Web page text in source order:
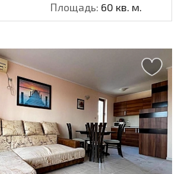
Площадь: 60 кв. м.